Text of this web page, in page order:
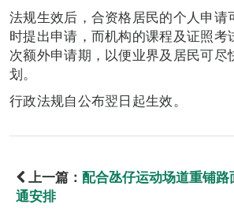
法规生效后，合资格居民的个人申请
时提出申请，而机构的课程及证照考
次额外申请期，以便业界及居民可尽
划。
行政法规自公布翌日起生效。
上一篇： 配合氹仔运动场道重铺
通安排